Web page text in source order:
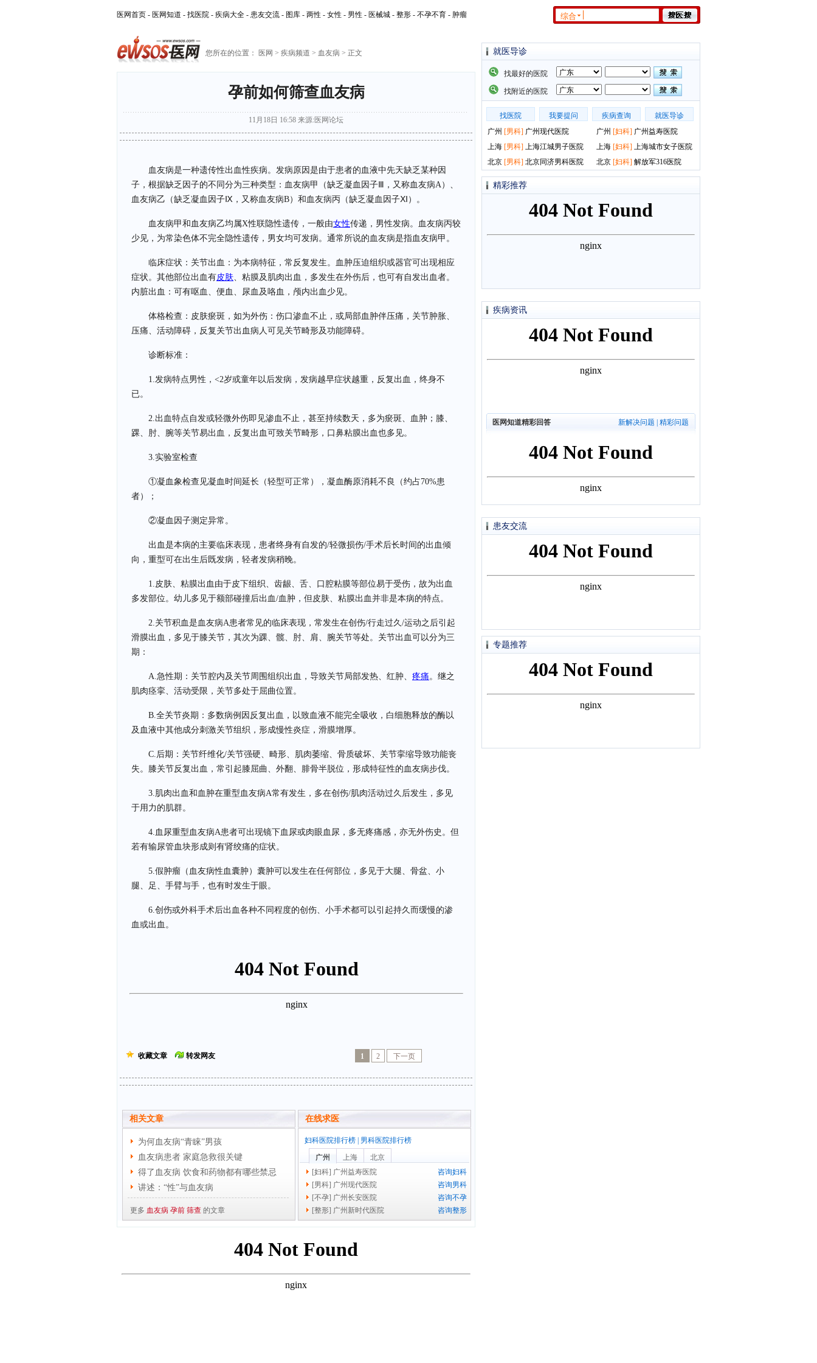
综合
医网首页 - 医网知道 - 找医院 - 疾病大全 - 患友交流 - 图库 - 两性 - 女性 - 男性 - 医械城 - 整形 - 不孕不育 - 肿瘤
您所在的位置： 医网 > 疾病频道 > 血友病 > 正文
孕前如何筛查血友病
11月18日 16:58 来源:医网论坛
血友病是一种遗传性出血性疾病。发病原因是由于患者的血液中先天缺乏某种因
子，根据缺乏因子的不同分为三种类型：血友病甲（缺乏凝血因子Ⅲ，又称血友病A）、
血友病乙（缺乏凝血因子Ⅸ，又称血友病B）和血友病丙（缺乏凝血因子Ⅺ）。
血友病甲和血友病乙均属X性联隐性遗传，一般由女性传递，男性发病。血友病丙较
少见，为常染色体不完全隐性遗传，男女均可发病。通常所说的血友病是指血友病甲。
临床症状：关节出血：为本病特征，常反复发生。血肿压迫组织或器官可出现相应
症状。其他部位出血有皮肤、粘膜及肌肉出血，多发生在外伤后，也可有自发出血者。
内脏出血：可有呕血、便血、尿血及咯血，颅内出血少见。
体格检查：皮肤瘀斑，如为外伤：伤口渗血不止，或局部血肿伴压痛，关节肿胀、
压痛、活动障碍，反复关节出血病人可见关节畸形及功能障碍。
诊断标准：
1.发病特点男性，<2岁或童年以后发病，发病越早症状越重，反复出血，终身不
已。
2.出血特点自发或轻微外伤即见渗血不止，甚至持续数天，多为瘀斑、血肿；膝、
踝、肘、腕等关节易出血，反复出血可致关节畸形，口鼻粘膜出血也多见。
3.实验室检查
①凝血象检查见凝血时间延长（轻型可正常），凝血酶原消耗不良（约占70%患
者）；
②凝血因子测定异常。
出血是本病的主要临床表现，患者终身有自发的/轻微损伤/手术后长时间的出血倾
向，重型可在出生后既发病，轻者发病稍晚。
1.皮肤、粘膜出血由于皮下组织、齿龈、舌、口腔粘膜等部位易于受伤，故为出血
多发部位。幼儿多见于额部碰撞后出血/血肿，但皮肤、粘膜出血并非是本病的特点。
2.关节积血是血友病A患者常见的临床表现，常发生在创伤/行走过久/运动之后引起
滑膜出血，多见于膝关节，其次为踝、髋、肘、肩、腕关节等处。关节出血可以分为三
期：
A.急性期：关节腔内及关节周围组织出血，导致关节局部发热、红肿、 疼痛。继之
肌肉痉挛、活动受限，关节多处于屈曲位置。
B.全关节炎期：多数病例因反复出血，以致血液不能完全吸收，白细胞释放的酶以
及血液中其他成分刺激关节组织，形成慢性炎症，滑膜增厚。
C.后期：关节纤维化/关节强硬、畸形、肌肉萎缩、骨质破坏、关节挛缩导致功能丧
失。膝关节反复出血，常引起膝屈曲、外翻、腓骨半脱位，形成特征性的血友病步伐。
3.肌肉出血和血肿在重型血友病A常有发生，多在创伤/肌肉活动过久后发生，多见
于用力的肌群。
4.血尿重型血友病A患者可出现镜下血尿或肉眼血尿，多无疼痛感，亦无外伤史。但
若有输尿管血块形成则有肾绞痛的症状。
5.假肿瘤（血友病性血囊肿）囊肿可以发生在任何部位，多见于大腿、骨盆、小
腿、足、手臂与手，也有时发生于眼。
6.创伤或外科手术后出血各种不同程度的创伤、小手术都可以引起持久而缓慢的渗
血或出血。
收藏文章 转发网友 1 2 下一页
相关文章
为何血友病“青睐”男孩
血友病患者 家庭急救很关键
得了血友病 饮食和药物都有哪些禁忌
讲述：“性”与血友病
更多 血友病 孕前 筛查 的文章
在线求医
妇科医院排行榜
男科医院排行榜
广州
上海
北京
咨询妇科
[妇科] 广州益寿医院
咨询男科
[男科] 广州现代医院
咨询不孕
[不孕] 广州长安医院
咨询整形
[整形] 广州新时代医院
就医导诊
找最好的医院
找附近的医院
找医院 我要提问 疾病查询
就医导诊
广州 [男科] 广州现代医院 广州 [妇科] 广州益寿医院
上海 [男科] 上海江城男子医院 上海 [妇科] 上海城市女子医院
北京 [男科] 北京同济男科医院 北京 [妇科] 解放军316医院
精彩推荐
疾病资讯
新解决问题 精彩问题
医网知道精彩回答
患友交流
专题推荐